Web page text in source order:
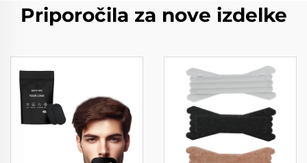
Priporočila za nove izdelke